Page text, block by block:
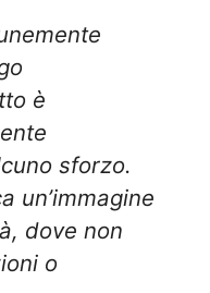
è
sforzo.
un’immagine
dove non
o